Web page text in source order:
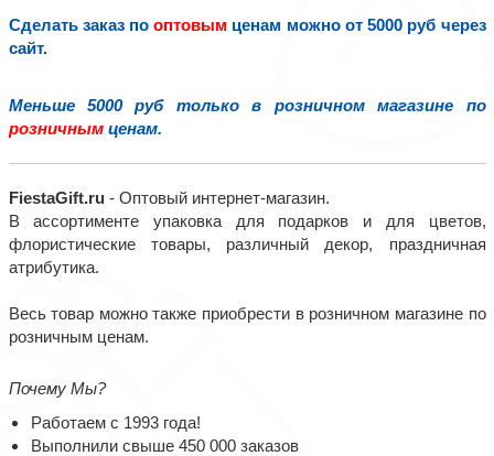
Сделать заказ пооптовым ценам можно от 5000 руб через
сайт.
Меньше 5000 руб только в розничном магазине по
розничнымценам.
FiestaGift.ru - Оптовый интернет-магазин.
В ассортименте упаковка для подарков и для цветов,
флористические товары, различный декор, праздничная
атрибутика.
Весь товар можно также приобрести в розничном магазине по
розничным ценам.
Почему Мы?
Работаем с 1993 года!
Выполнили свыше 450 000 заказов